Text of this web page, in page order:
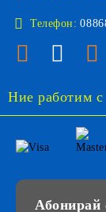
Телефон:
Ние работим с
Абонирай